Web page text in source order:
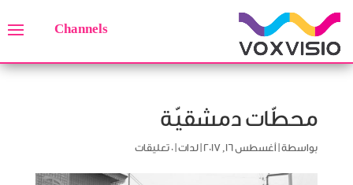
Channels
محطّات دمشقيّة
بواسطة أغسطس 16, 2017 لدات| 0 تعليقات